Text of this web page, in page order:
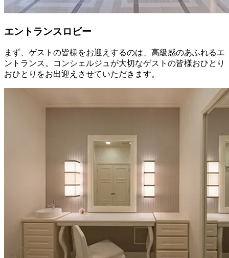
エントランスロビー
まず、ゲストの皆様をお迎えするのは、高級感のあふれるエ
ントランス。コンシェルジュが大切なゲストの皆様おひとり
おひとりをお出迎えさせていただきます。